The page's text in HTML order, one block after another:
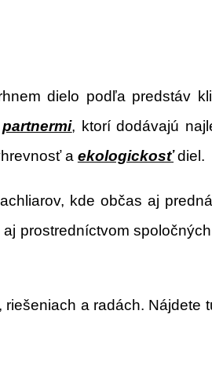
dielo podľa predstáv
partnermi, ktorí dodávajú
a ekologickosťdiel.
kde občas aj
prostredníctvom
a radách. Nájdete